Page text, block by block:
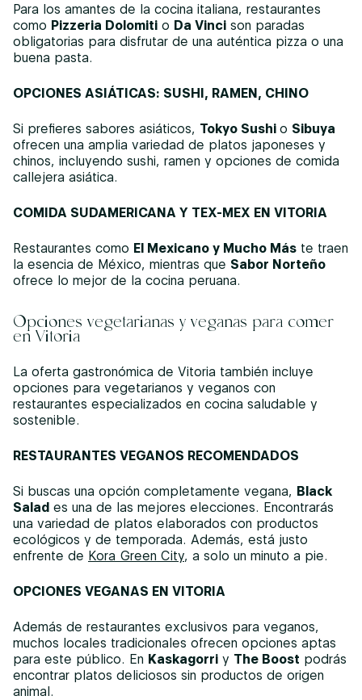
Para los amantes de la cocina italiana, restaurantes
como Pizzeria Dolomiti o Da Vinci son paradas
obligatorias para disfrutar de una auténtica pizza o una
buena pasta.
OPCIONES ASIÁTICAS: SUSHI, RAMEN, CHINO
Si prefieres sabores asiáticos, Tokyo Sushi o Sibuya
ofrecen una amplia variedad de platos japoneses y
chinos, incluyendo sushi, ramen y opciones de comida
callejera asiática.
COMIDA SUDAMERICANA Y TEX-MEX EN VITORIA
Restaurantes como El Mexicano y Mucho Más te traen
la esencia de México, mientras que Sabor Norteño
ofrece lo mejor de la cocina peruana.
Opciones vegetarianas y veganas para comer
en Vitoria
La oferta gastronómica de Vitoria también incluye
opciones para vegetarianos y veganos con
restaurantes especializados en cocina saludable y
sostenible.
RESTAURANTES VEGANOS RECOMENDADOS
Si buscas una opción completamente vegana, Black
Salad es una de las mejores elecciones. Encontrarás
una variedad de platos elaborados con productos
ecológicos y de temporada. Además, está justo
enfrente de Kora Green City, a solo un minuto a pie.
OPCIONES VEGANAS EN VITORIA
Además de restaurantes exclusivos para veganos,
muchos locales tradicionales ofrecen opciones aptas
para este público. En Kaskagorri y The Boost podrás
encontrar platos deliciosos sin productos de origen
animal.